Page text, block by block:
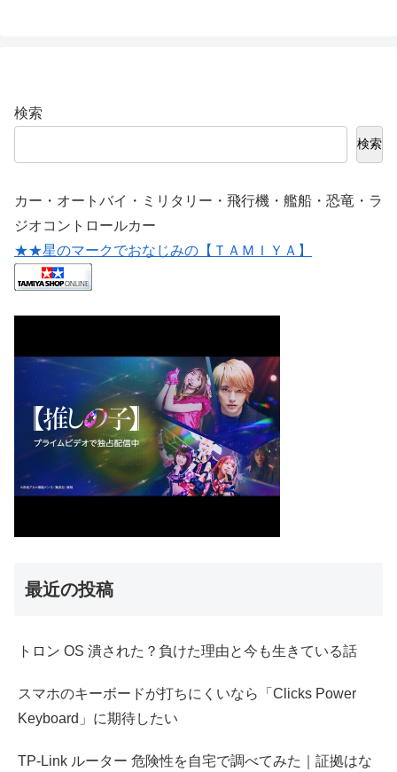
検索
検索
カー・オートバイ・ミリタリー・飛行機・艦船・恐竜・ラ
ジオコントロールカー
★★星のマークでおなじみの【ＴＡＭＩＹＡ】
最近の投稿
トロン OS 潰された？負けた理由と今も生きている話
スマホのキーボードが打ちにくいなら「Clicks Power
Keyboard」に期待したい
TP-Link ルーター 危険性を自宅で調べてみた｜証拠はな